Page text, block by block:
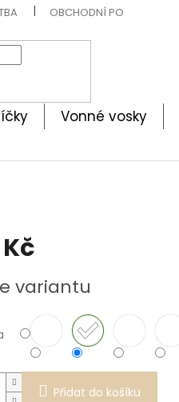
OBCHODNÍ PODMÍNKY
Vonné vosky
variantu
Přidat do košíku